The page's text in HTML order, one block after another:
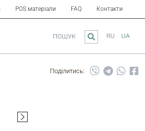
POS матеріали FAQ Контакти
RU UA
ПОШУК
Поділитись: